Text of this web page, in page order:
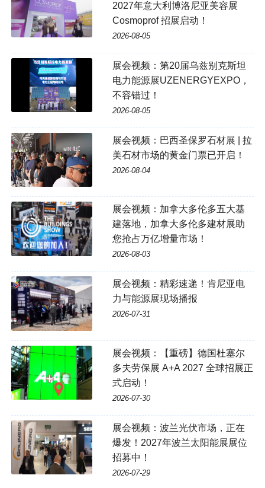
2027年意大利博洛尼亚美容展
Cosmoprof 招展启动！
2026-08-05
展会视频：第20届乌兹别克斯坦
电力能源展UZENERGYEXPO，
不容错过！
2026-08-05
展会视频：巴西圣保罗石材展 | 拉
美石材市场的黄金门票已开启！
2026-08-04
展会视频：加拿大多伦多五大基
建落地，加拿大多伦多建材展助
您抢占万亿增量市场！
2026-08-03
展会视频：精彩速递！肯尼亚电
力与能源展现场播报
2026-07-31
展会视频：【重磅】德国杜塞尔
多夫劳保展 A+A 2027 全球招展正
式启动！
2026-07-30
展会视频：波兰光伏市场，正在
爆发！2027年波兰太阳能展展位
招募中！
2026-07-29